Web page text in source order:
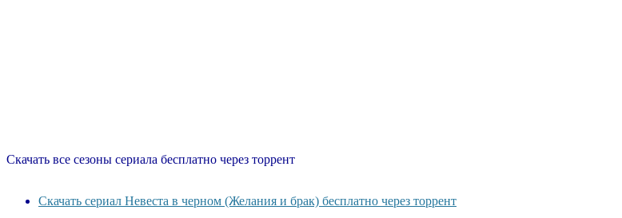
Скачать все сезоны сериала бесплатно через торрент
Скачать сериал Невеста в черном (Желания и брак) бесплатно через торрент